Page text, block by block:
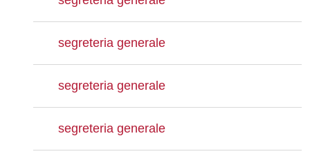
segreteria generale
segreteria generale
segreteria generale